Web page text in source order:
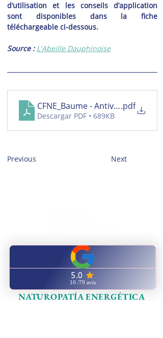
d’utilisation et les conseils d’application
sont disponibles dans la fiche
téléchargeable ci-dessous.
Source : L'Abeille Dauphinoise
CFNE_Baume - Antiviral.pdf
Descargar PDF • 689KB
Previous Next
CENTRO
CAPACITACIÓN
NATUROPATÍA ENERGÉTICA